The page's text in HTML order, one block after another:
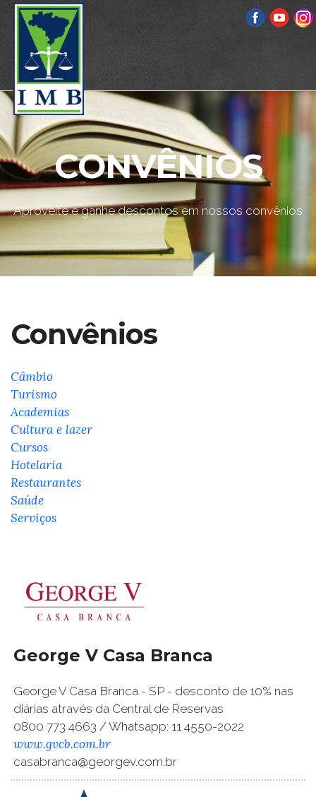
CONVÊNIOS
Aproveite e ganhe descontos em nossos convênios
Convênios
Câmbio
Turismo
Academias
Cultura e lazer
Cursos
Hotelaria
Restaurantes
Saúde
Serviços
George V Casa Branca
George V Casa Branca - SP - desconto de 10% nas
diárias através da Central de Reservas
0800 773 4663 / Whatsapp: 11 4550-2022
www.gvcb.com.br
casabranca@georgev.com.br